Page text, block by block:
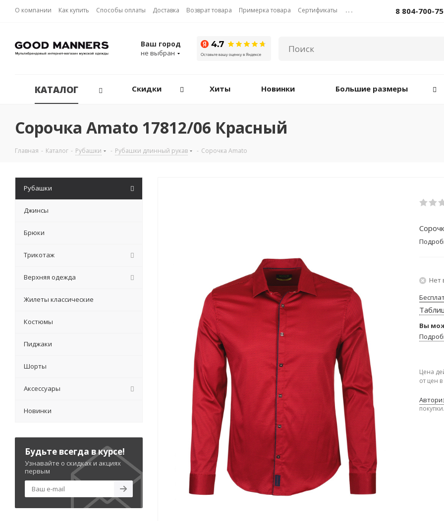
О компании Как купить Способы оплаты Доставка Возврат товара Примерка товара Сертификаты ... 8 804-700-
Ваш город
не выбран
КАТАЛОГ Скидки Хиты Новинки Большие размеры
Сорочка Amato 17812/06 Красный
Главная - Каталог - Рубашки - Рубашки длинный рукав - Сорочка Amato
Нет
Вы
Цена
от цен
покупки.
Рубашки
Джинсы
Брюки
Трикотаж
Верхняя одежда
Жилеты классические
Костюмы
Пиджаки
Шорты
Аксессуары
Новинки
Будьте всегда в курсе!
Узнавайте о скидках и акциях
первым